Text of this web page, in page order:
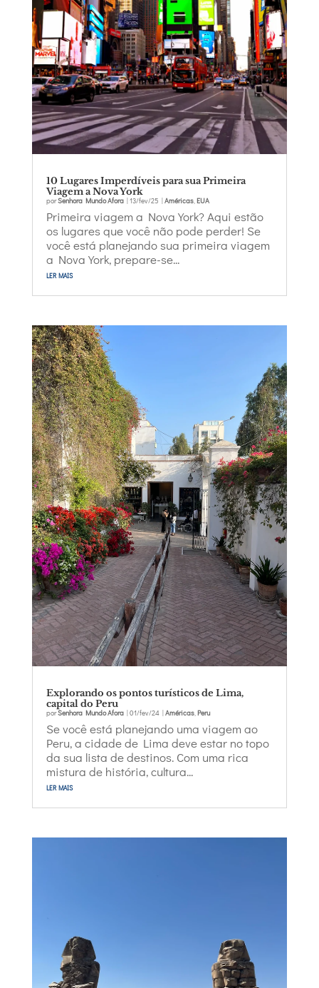
10 Lugares Imperdíveis para sua Primeira
Viagem a Nova York
porSenhora Mundo Afora|13/fev/25 |Américas,EUA
Primeira viagem a Nova York? Aqui estão
os lugares que você não pode perder! Se
você está planejando sua primeira viagem
a Nova York, prepare-se...
ler mais
Explorando os pontos turísticos de Lima,
capital do Peru
porSenhora Mundo Afora| 01/fev/24| Américas, Peru
Se você está planejando uma viagem ao
Peru, a cidade de Lima deve estar no topo
da sua lista de destinos. Com uma rica
mistura de história, cultura...
ler mais